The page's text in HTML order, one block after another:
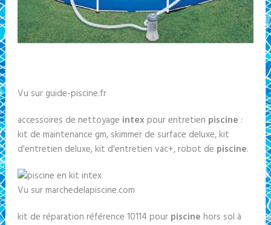
Vu sur guide-piscine.fr
accessoires de nettoyage intex pour entretien piscine :
kit de maintenance gm, skimmer de surface deluxe, kit
d'entretien deluxe, kit d'entretien vac+, robot de piscine.
Vu sur marchedelapiscine.com
kit de réparation référence 10114 pour piscine hors sol à